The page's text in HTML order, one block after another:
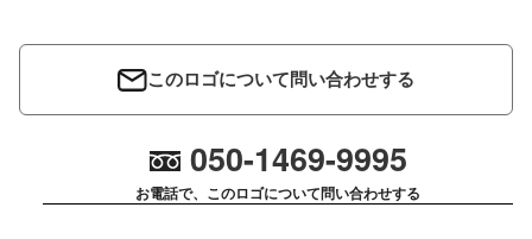
このロゴについて問い合わせする
050-1469-9995
お電話で、このロゴについて問い合わせする